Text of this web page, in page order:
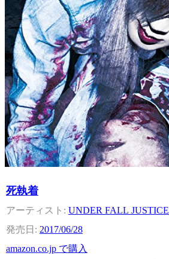
死執着
UNDER FALL JUSTICE
2017/06/28
amazon.co.jp で購入